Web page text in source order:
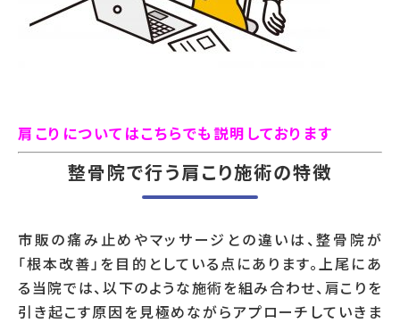
肩こりについてはこちらでも説明しております
整骨院で行う肩こり施術の特徴
市販の痛み止めやマッサージとの違いは、整骨院が
「根本改善」を目的としている点にあります。上尾にあ
る当院では、以下のような施術を組み合わせ、肩こりを
引き起こす原因を見極めながらアプローチしていきま